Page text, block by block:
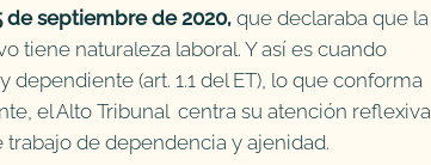
de septiembre de 2020, que declaraba que la
tiene naturaleza laboral. Y así es cuando
(art. 1.1 del ET), lo que conforma
el Alto Tribunal centra su atención reflexiva
de dependencia y ajenidad.